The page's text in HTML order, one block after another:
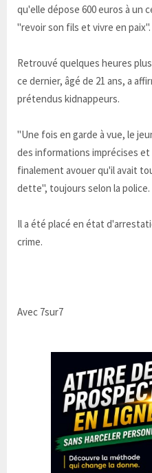
qu'elle dépose 600 euros à un
"revoir son fils et vivre en paix".
Retrouvé quelques heures
ce dernier, âgé de 21 ans, a
prétendus kidnappeurs.
"Une fois en garde à vue, le
des informations imprécises
finalement avouer qu'il avait
dette", toujours selon la police.
Il a été placé en état
crime.
Avec 7sur7